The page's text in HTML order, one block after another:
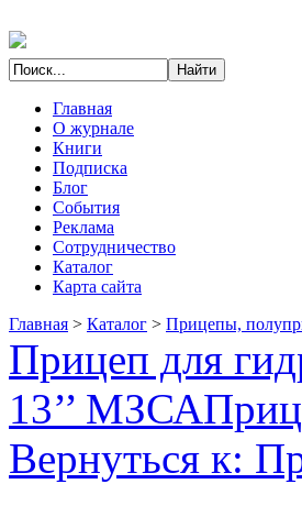
Главная
О журнале
Книги
Подписка
Блог
События
Реклама
Сотрудничество
Каталог
Карта сайта
Главная > Каталог > Прицепы,
Прицеп для
13’’ МЗСА
Вернуться к: